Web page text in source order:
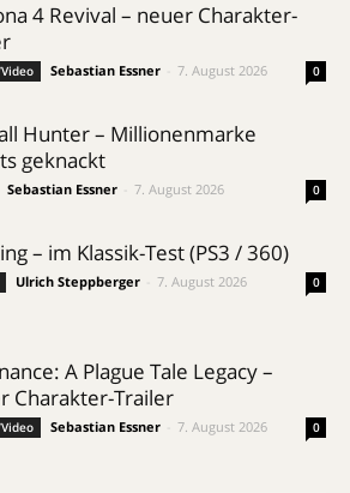
4 Revival – neuer Charakter-
Sebastian Essner 7. August 2026 0
Hunter – Millionenmarke
geknackt
Sebastian Essner 7. August 2026 0
– im Klassik-Test (PS3 / 360)
Ulrich Steppberger 7. August 2026 0
A Plague Tale Legacy –
Charakter-Trailer
Sebastian Essner 7. August 2026 0